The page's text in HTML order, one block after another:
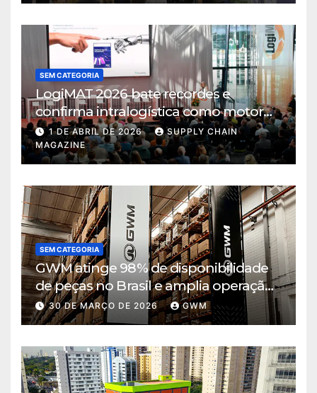
SEM CATEGORIA
LogiMAT 2026 bate recordes e
confirma intralogística como motor
de decisão em tempos de incerteza
1 DE ABRIL DE 2026
SUPPLY CHAIN
MAGAZINE
SEM CATEGORIA
GWM atinge 98% de disponibilidade
de peças no Brasil e amplia operação
logística em Cajamar
30 DE MARÇO DE 2026 GWM